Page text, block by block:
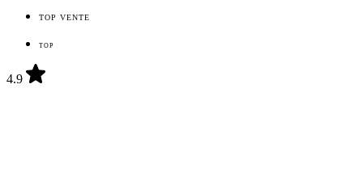
TOP VENTE
TOP
4.9